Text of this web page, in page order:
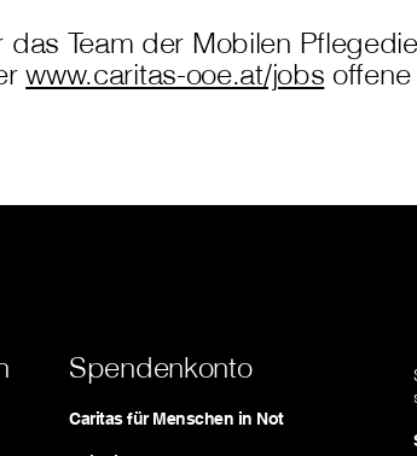
das Team der Mobilen
www.caritas-ooe.at/jobs
Spendenkonto
Caritas für Menschen in Not